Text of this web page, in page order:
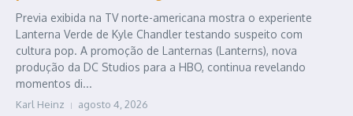
Previa exibida na TV norte-americana mostra o experiente
Lanterna Verde de Kyle Chandler testando suspeito com
cultura pop. A promoção de Lanternas (Lanterns), nova
produção da DC Studios para a HBO, continua revelando
momentos di...
Karl Heinz agosto 4, 2026